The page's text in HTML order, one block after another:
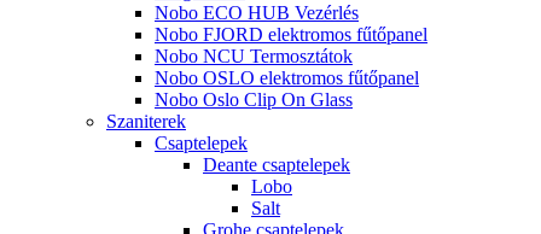
Nobo ECO HUB Vezérlés
Nobo FJORD elektromos fűtőpanel
Nobo NCU Termosztátok
Nobo OSLO elektromos fűtőpanel
Nobo Oslo Clip On Glass
Szaniterek
Csaptelepek
Deante csaptelepek
Lobo
Salt
Grohe csaptelepek